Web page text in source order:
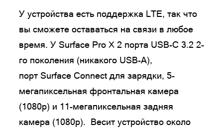
У устройства есть поддержка LTE, так что
вы сможете оставаться на связи в любое
время. У Surface Pro X 2 порта USB-C 3.2 2-
го поколения (никакого USB-A),
порт Surface Connect для зарядки, 5-
мегапиксельная фронтальная камера
(1080p) и 11-мегапиксельная задняя
камера (1080p). Весит устройство около